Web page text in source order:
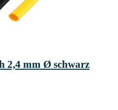
2,4 mm Ø schwarz